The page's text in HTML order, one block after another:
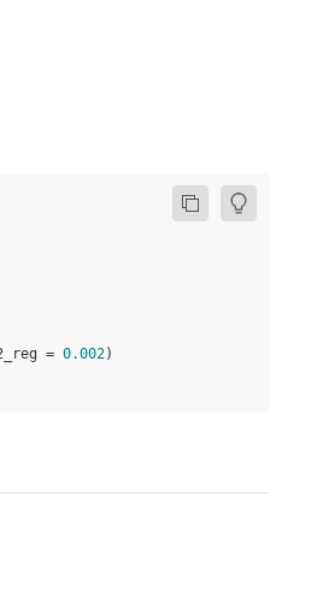
= 0.002)